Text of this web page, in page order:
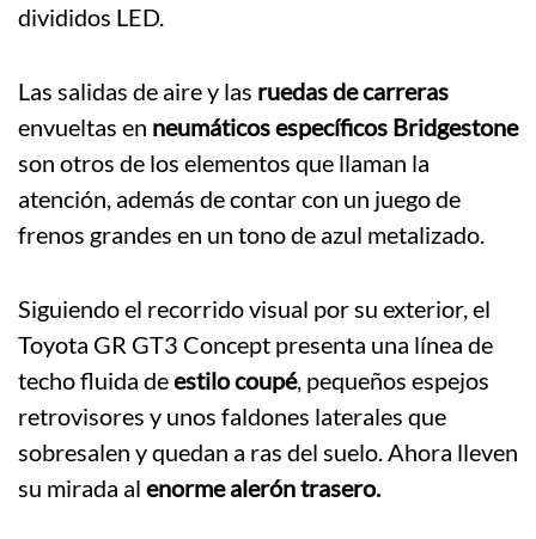
divididos LED.
Las salidas de aire y las ruedas de carreras
envueltas en neumáticos específicos Bridgestone
son otros de los elementos que llaman la
atención, además de contar con un juego de
frenos grandes en un tono de azul metalizado.
Siguiendo el recorrido visual por su exterior, el
Toyota GR GT3 Concept presenta una línea de
techo fluida deestilo coupé, pequeños espejos
retrovisores y unos faldones laterales que
sobresalen y quedan a ras del suelo. Ahora lleven
su mirada al enorme alerón trasero.